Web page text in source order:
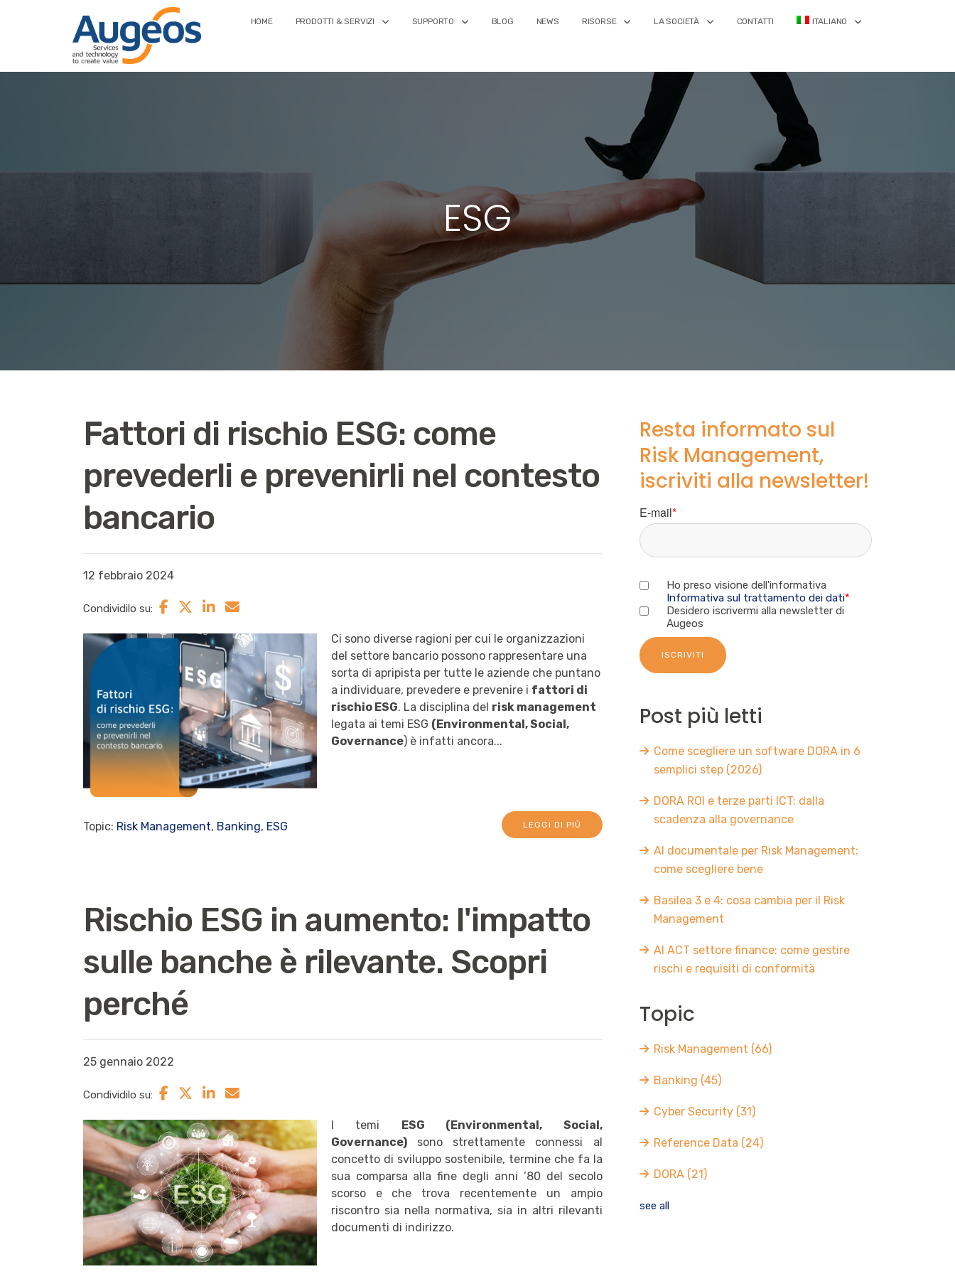
HOME PRODOTTI & SERVIZI SUPPORTO BLOG NEWS RISORSE LA SOCIETÀ CONTATTI ITALIANO
ESG
Fattori di rischio ESG: come
prevederli e prevenirli nel contesto
bancario
12 febbraio 2024
Condividilo su:
Ci sono diverse ragioni per cui le organizzazioni
del settore bancario possono rappresentare una
sorta di apripista per tutte le aziende che puntano
a individuare, prevedere e prevenire i fattori di
rischio ESG. La disciplina del risk management
legata ai temi ESG (Environmental, Social,
Governance) è infatti ancora...
Topic: Risk Management, Banking, ESG LEGGI DI PIÙ
Rischio ESG in aumento: l'impatto
sulle banche è rilevante. Scopri
perché
25 gennaio 2022
Condividilo su:
I temi ESG (Environmental, Social,
Governance)sono strettamente connessi al
concetto di sviluppo sostenibile, termine che fa la
sua comparsa alla fine degli anni ’80 del secolo
scorso e che trova recentemente un ampio
riscontro sia nella normativa, sia in altri rilevanti
documenti di indirizzo.
Resta informato sul
Risk Management,
iscriviti alla newsletter!
E-mail*
Ho preso visione dell'informativa
Informativa sul trattamento dei dati*
Desidero iscrivermi alla newsletter di
Augeos
Post più letti
Come scegliere un software DORA in 6
semplici step (2026)
DORA ROI e terze parti ICT: dalla
scadenza alla governance
AI documentale per Risk Management:
come scegliere bene
Basilea 3 e 4: cosa cambia per il Risk
Management
AI ACT settore finance: come gestire
rischi e requisiti di conformità
Topic
Risk Management (66)
Banking (45)
Cyber Security (31)
Reference Data (24)
DORA (21)
see all